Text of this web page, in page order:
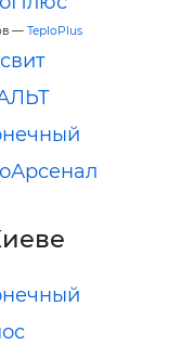
— TeploPlus